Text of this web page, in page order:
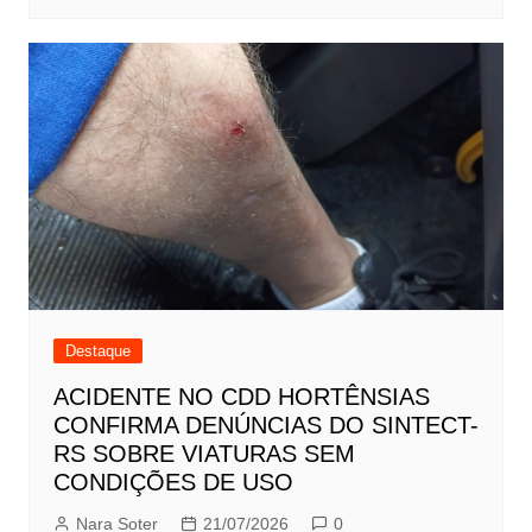
Destaque
ACIDENTE NO CDD HORTÊNSIAS
CONFIRMA DENÚNCIAS DO SINTECT-
RS SOBRE VIATURAS SEM
CONDIÇÕES DE USO
Nara Soter 21/07/2026 0